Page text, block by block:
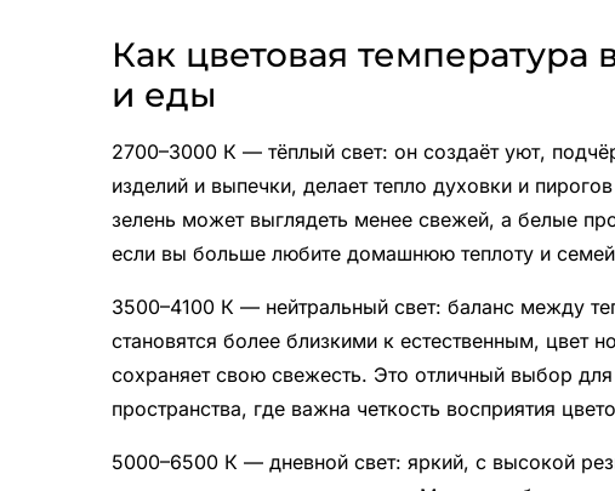
Как цветовая температура
и еды
2700–3000 К — тёплый свет: он создаёт уют,
изделий и выпечки, делает тепло духовки и
зелень может выглядеть менее свежей, а белые
если вы больше любите домашнюю теплоту и
3500–4100 К — нейтральный свет: баланс между
становятся более близкими к естественным, цвет
сохраняет свою свежесть. Это отличный выбор
пространства, где важна четкость восприятия
5000–6500 К — дневной свет: яркий, с высокой